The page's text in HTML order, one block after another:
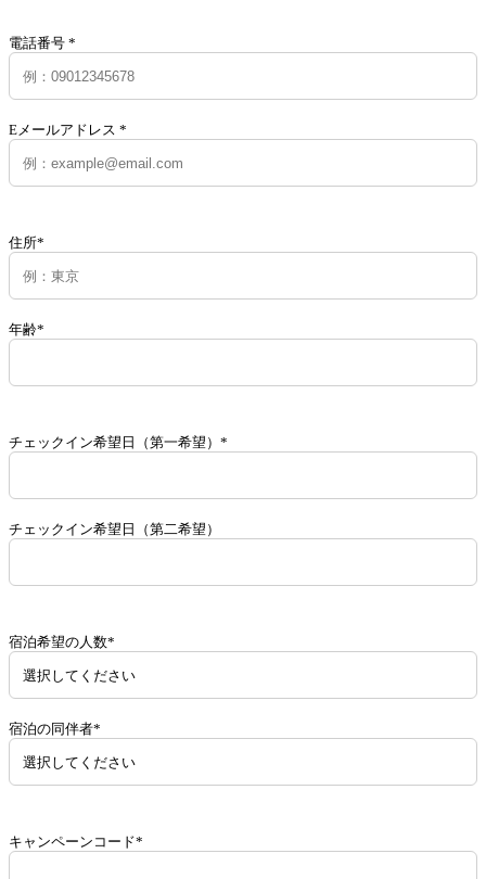
電話番号 *
Eメールアドレス *
住所*
年齢*
チェックイン希望日（第一希望）*
チェックイン希望日（第二希望）
宿泊希望の人数*
宿泊の同伴者*
キャンペーンコード*